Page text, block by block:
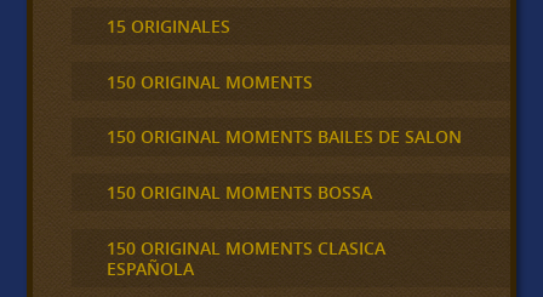
15 ORIGINALES
150 ORIGINAL MOMENTS
150 ORIGINAL MOMENTS BAILES DE SALON
150 ORIGINAL MOMENTS BOSSA
150 ORIGINAL MOMENTS CLASICA
ESPAÑOLA